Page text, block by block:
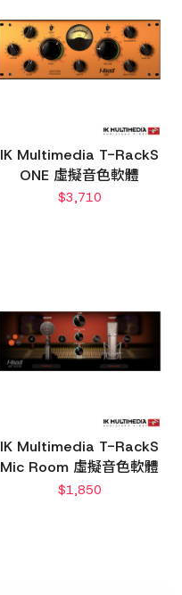
IK Multimedia T-RackS
ONE 虛擬音色軟體
$3,710
IK Multimedia T-RackS
Mic Room 虛擬音色軟體
$1,850